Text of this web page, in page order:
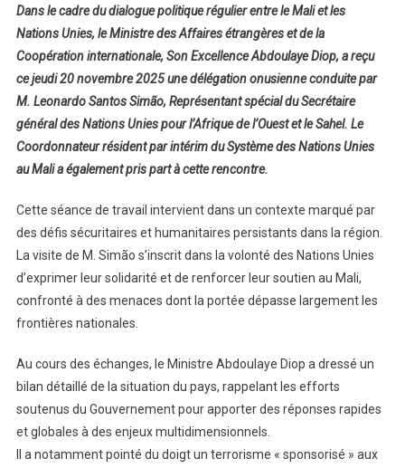
Nations
Unies
:
Le
Ministre
Diop
Échange
Représentant
Général
Pour
L’Ouest
Et
Le
Dans le cadre du dialogue politique régulier entre le Mali et les
Nations Unies, le Ministre des Affaires étrangères et de la
Coopération internationale, Son Excellence Abdoulaye Diop, a reçu
ce jeudi 20 novembre 2025 une délégation onusienne conduite par
M. Leonardo Santos Simão, Représentant spécial du Secrétaire
général des Nations Unies pour l’Afrique de l’Ouest et le Sahel. Le
Coordonnateur résident par intérim du Système des Nations Unies
au Mali a également pris part à cette rencontre.
Cette séance de travail intervient dans un contexte marqué par
des défis sécuritaires et humanitaires persistants dans la région.
La visite de M. Simão s’inscrit dans la volonté des Nations Unies
d’exprimer leur solidarité et de renforcer leur soutien au Mali,
confronté à des menaces dont la portée dépasse largement les
frontières nationales.
Au cours des échanges, le Ministre Abdoulaye Diop a dressé un
bilan détaillé de la situation du pays, rappelant les efforts
soutenus du Gouvernement pour apporter des réponses rapides
et globales à des enjeux multidimensionnels.
Il a notamment pointé du doigt un terrorisme « sponsorisé » aux